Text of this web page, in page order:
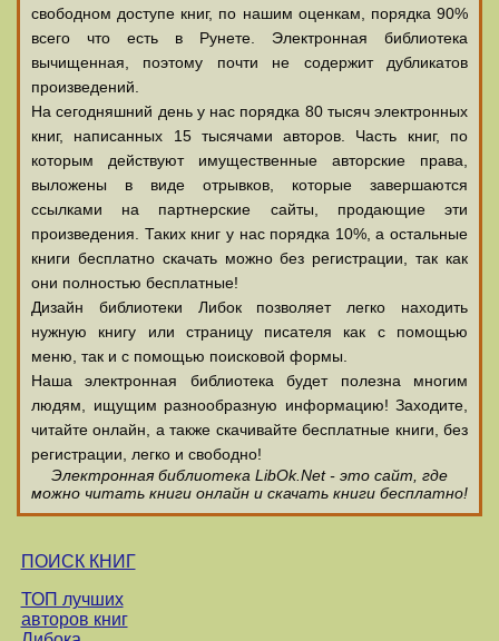
свободном доступе книг, по нашим оценкам, порядка 90%
всего что есть в Рунете. Электронная библиотека
вычищенная, поэтому почти не содержит дубликатов
произведений.
На сегодняшний день у нас порядка 80 тысяч электронных
книг, написанных 15 тысячами авторов. Часть книг, по
которым действуют имущественные авторские права,
выложены в виде отрывков, которые завершаются
ссылками на партнерские сайты, продающие эти
произведения. Таких книг у нас порядка 10%, а остальные
книги бесплатно скачать можно без регистрации, так как
они полностью бесплатные!
Дизайн библиотеки Либок позволяет легко находить
нужную книгу или страницу писателя как с помощью
меню, так и с помощью поисковой формы.
Наша электронная библиотека будет полезна многим
людям, ищущим разнообразную информацию! Заходите,
читайте онлайн, а также скачивайте бесплатные книги, без
регистрации, легко и свободно!
Электронная библиотека LibOk.Net - это сайт, где
можно читать книги онлайн и скачать книги бесплатно!
ПОИСК КНИГ
ТОП лучших
авторов книг